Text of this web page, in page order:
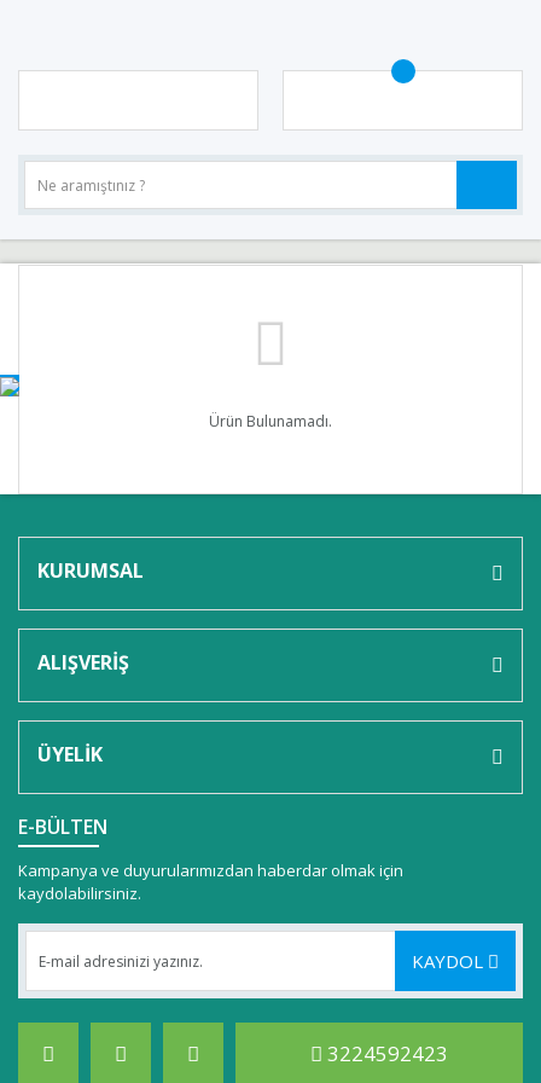
Ürün Bulunamadı.
KURUMSAL
ALIŞVERİŞ
ÜYELİK
E-BÜLTEN
Kampanya ve duyurularımızdan haberdar olmak için
kaydolabilirsiniz.
KAYDOL
3224592423